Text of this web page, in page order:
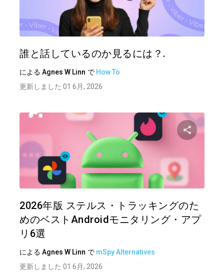
誰と話しているのか見るには？.
による Agnes W Linn で How To
更新しました 01 6月, 2026
2026年版 ステルス・トラッキングのた
めのベストAndroidモニタリング・アプ
リ6選
による Agnes W Linn で mSpy Alternatives
更新しました 01 6月, 2026